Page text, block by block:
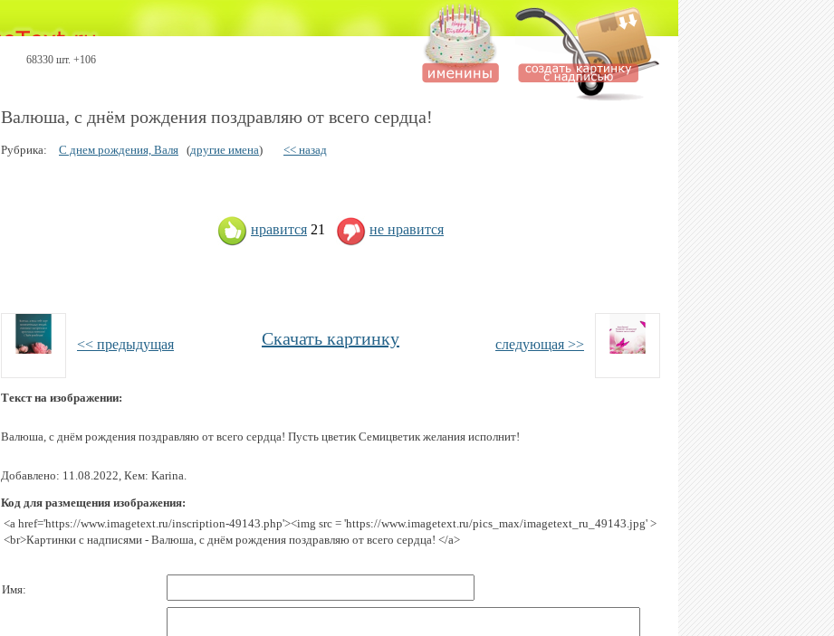
68330 шт. +106
Валюша, с днём рождения поздравляю от всего сердца!
Рубрика: С днем рождения, Валя (другие имена) << назад
нравится 21 не нравится
<< предыдущая следующая >>
Скачать картинку
Текст на изображении:
Валюша, с днём рождения поздравляю от всего сердца! Пусть цветик Семицветик желания исполнит!
Добавлено: 11.08.2022, Кем: Karina.
Код для размещения изображения:
<a href='https://www.imagetext.ru/inscription-49143.php'><img src = 'https://www.imagetext.ru/pics_max/imagetext_ru_49143.jpg' >
<br>Картинки с надписями - Валюша, с днём рождения поздравляю от всего сердца! </a>
Имя: